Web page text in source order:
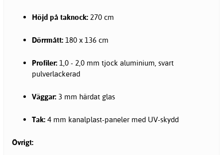
Höjd på taknock: 270 cm
Dörrmått: 180 x 136 cm
Profiler: 1,0 - 2,0 mm tjock aluminium, svart
pulverlackerad
Väggar: 3 mm härdat glas
Tak: 4 mm kanalplast-paneler med UV-skydd
Övrigt: